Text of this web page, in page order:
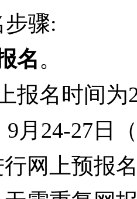
骤:
名。
名时间为
9月24-27日
网上预报